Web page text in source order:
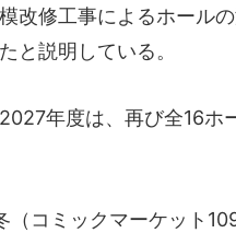
改修工事によるホール
と説明している。
年度は、再び全16ホ
コミックマーケット